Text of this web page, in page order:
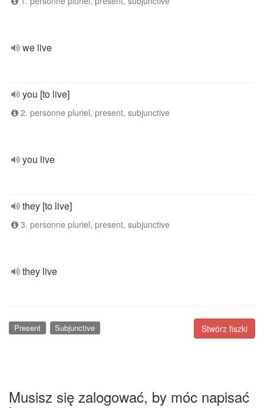
we live
you [to live]
2. personne pluriel, present, subjunctive
you live
they [to live]
3. personne pluriel, present, subjunctive
they live
Stwórz fiszki
Present Subjunctive
Musisz się zalogować, by móc napisać